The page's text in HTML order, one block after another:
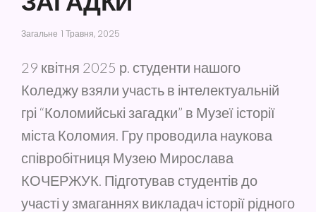
Загальне 1 Травня, 2025
29 квітня 2025 р. студенти нашого
Коледжу взяли участь в інтелектуальній
грі “Коломийські загадки” в Музеї історії
міста Коломия. Гру проводила наукова
співробітниця Музею Мирослава
КОЧЕРЖУК. Підготував студентів до
участі у змаганнях викладач історії рідного